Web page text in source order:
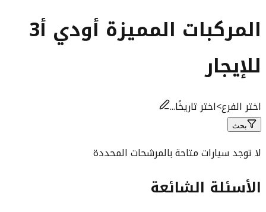
المركبات المميزة أودي أ3
للإيجار
اختر الفرع>اختر تاريخًا...
بحث
لا توجد سيارات متاحة بالمرشحات المحددة
الأسئلة الشائعة